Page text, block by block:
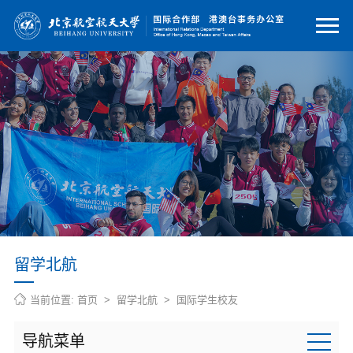
留学北航
当前位置: 首页 > 留学北航> 国际学生校友
导航菜单